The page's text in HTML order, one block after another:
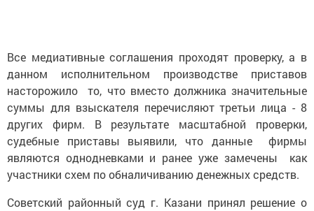
Все медиативные соглашения проходят проверку, а в
данном исполнительном производстве приставов
насторожило то, что вместо должника значительные
суммы для взыскателя перечисляют третьи лица - 8
других фирм. В результате масштабной проверки,
судебные приставы выявили, что данные фирмы
являются однодневками и ранее уже замечены как
участники схем по обналичиванию денежных средств.
Советский районный суд г. Казани принял решение о